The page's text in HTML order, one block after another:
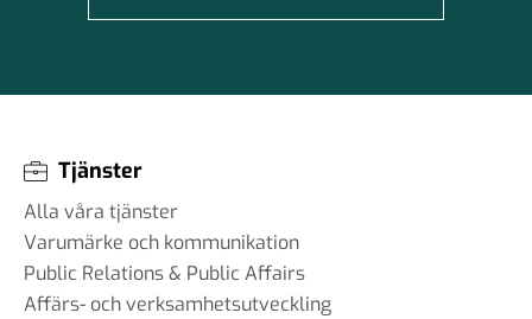
Tjänster
Alla våra tjänster
Varumärke och kommunikation
Public Relations & Public Affairs
Affärs- och verksamhetsutveckling